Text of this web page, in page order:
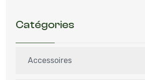
Catégories
Accessoires